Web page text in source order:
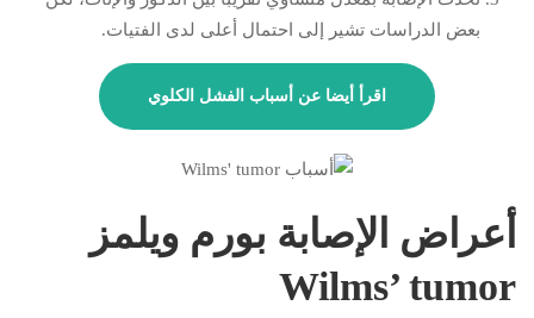
بعض الدراسات تشير إلى احتمال أعلى لدى الفتيات.
اقرأ أيضا عن أسباب الفشل الكلوي
أعراض الإصابة بورم ويلمز
Wilms’ tumor